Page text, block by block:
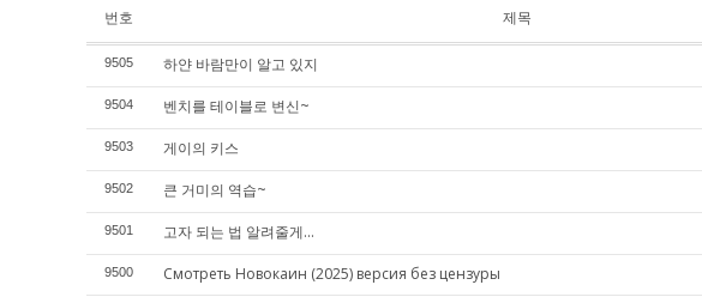
번호 제목
9505 하얀 바람만이 알고 있지
9504 벤치를 테이블로 변신~
9503 게이의 키스
9502 큰 거미의 역습~
9501 고자 되는 법 알려줄게...
9500 Смотреть Новокаин (2025) версия без цензуры